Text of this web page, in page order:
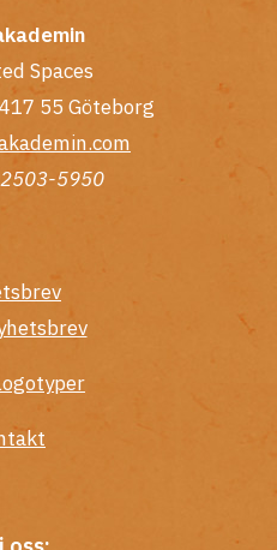
Spaces
55 Göteborg
5950